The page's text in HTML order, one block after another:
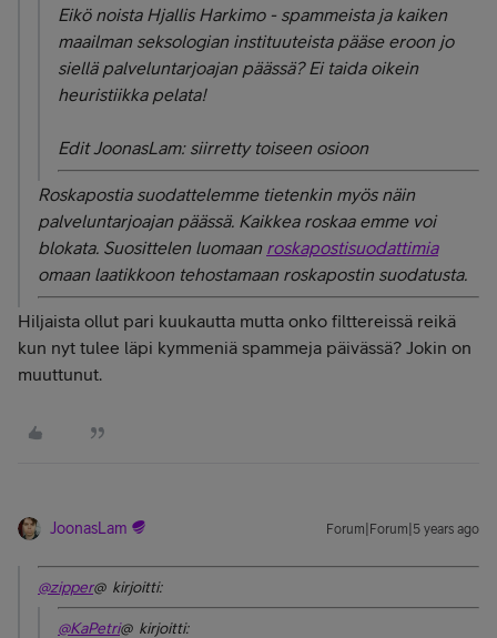
Eikö noista Hjallis Harkimo - spammeista ja kaiken
maailman seksologian instituuteista pääse eroon jo
siellä palveluntarjoajan päässä? Ei taida oikein
heuristiikka pelata!
Edit JoonasLam: siirretty toiseen osioon
Roskapostia suodattelemme tietenkin myös näin
palveluntarjoajan päässä. Kaikkea roskaa emme voi
blokata. Suosittelen luomaan roskapostisuodattimia
omaan laatikkoon tehostamaan roskapostin suodatusta.
Hiljaista ollut pari kuukautta mutta onko filttereissä reikä
kun nyt tulee läpi kymmeniä spammeja päivässä? Jokin on
muuttunut.
JoonasLam Forum|Forum|5 years ago
@zipper@ kirjoitti:
@KaPetri@ kirjoitti: